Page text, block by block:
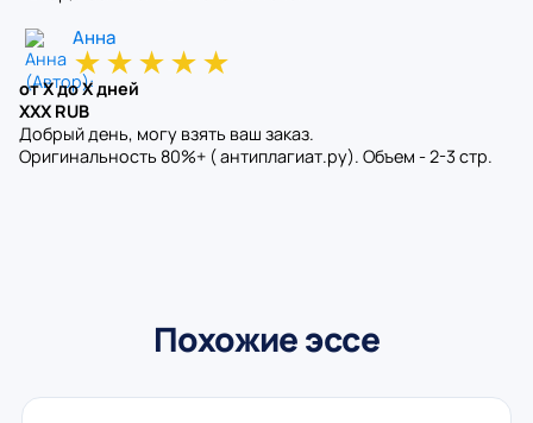
Анна
★★★★★
от X до X дней
XXX RUB
Добрый день, могу взять ваш заказ.
Оригинальность 80%+ ( антиплагиат.ру). Объем - 2-3 стр.
Похожие эссе